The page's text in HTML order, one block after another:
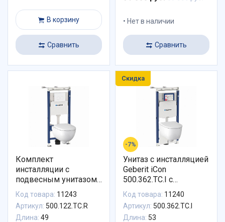
В корзину
Сравнить
Нет в наличии
Сравнить
Комплект
инсталляции с
подвесным унитазом
Geberit Renova
Compact 500.122.TC.R
Код товара: 11243
Артикул: 500.122.TC.R
Длина: 49
Скидка
-7%
Унитаз с инсталляцией
Geberit iCon
500.362.TC.I с
горизонтальным
выпуском
Код товара: 11240
Артикул: 500.362.TC.I
Длина: 53